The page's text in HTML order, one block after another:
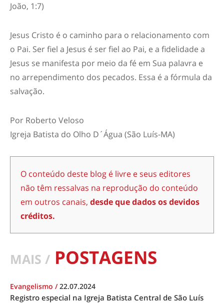
João, 1:7)
Jesus Cristo é o caminho para o relacionamento com
o Pai. Ser fiel a Jesus é ser fiel ao Pai, e a fidelidade a
Jesus se manifesta por meio da fé em Sua palavra e
no arrependimento dos pecados. Essa é a fórmula da
salvação.
Por Roberto Veloso
Igreja Batista do Olho D´Água (São Luís-MA)
O conteúdo deste blog é livre e seus editores
não têm ressalvas na reprodução do conteúdo
em outros canais, desde que dados os devidos
créditos.
MAIS / POSTAGENS
Evangelismo /22.07.2024
Registro especial na Igreja Batista Central de São Luís